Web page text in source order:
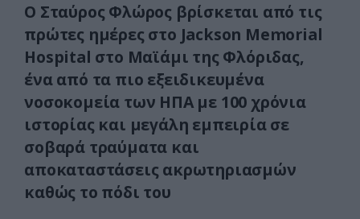
Ο Σταύρος Φλώρος βρίσκεται από τις
πρώτες ημέρες στο Jackson Memorial
Hospital στο Μαϊάμι της Φλόριδας,
ένα από τα πιο εξειδικευμένα
νοσοκομεία των ΗΠΑ με 100 χρόνια
ιστορίας και μεγάλη εμπειρία σε
σοβαρά τραύματα και
αποκαταστάσεις ακρωτηριασμών
καθώς το πόδι του